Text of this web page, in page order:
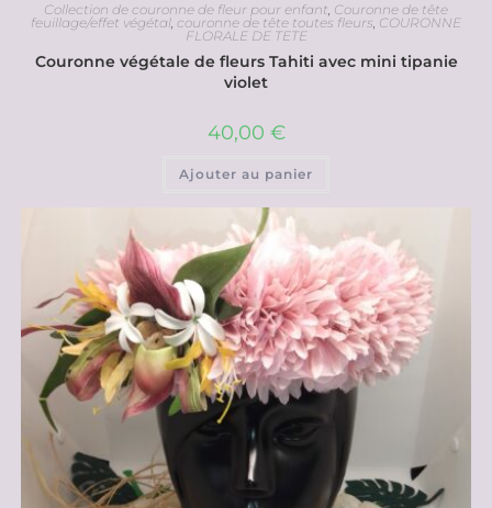
Collection de couronne de fleur pour enfant, Couronne de tête
feuillage/effet végétal, couronne de tête toutes fleurs, COURONNE
FLORALE DE TETE
Couronne végétale de fleurs Tahiti avec mini tipanie
violet
40,00 €
Ajouter au panier